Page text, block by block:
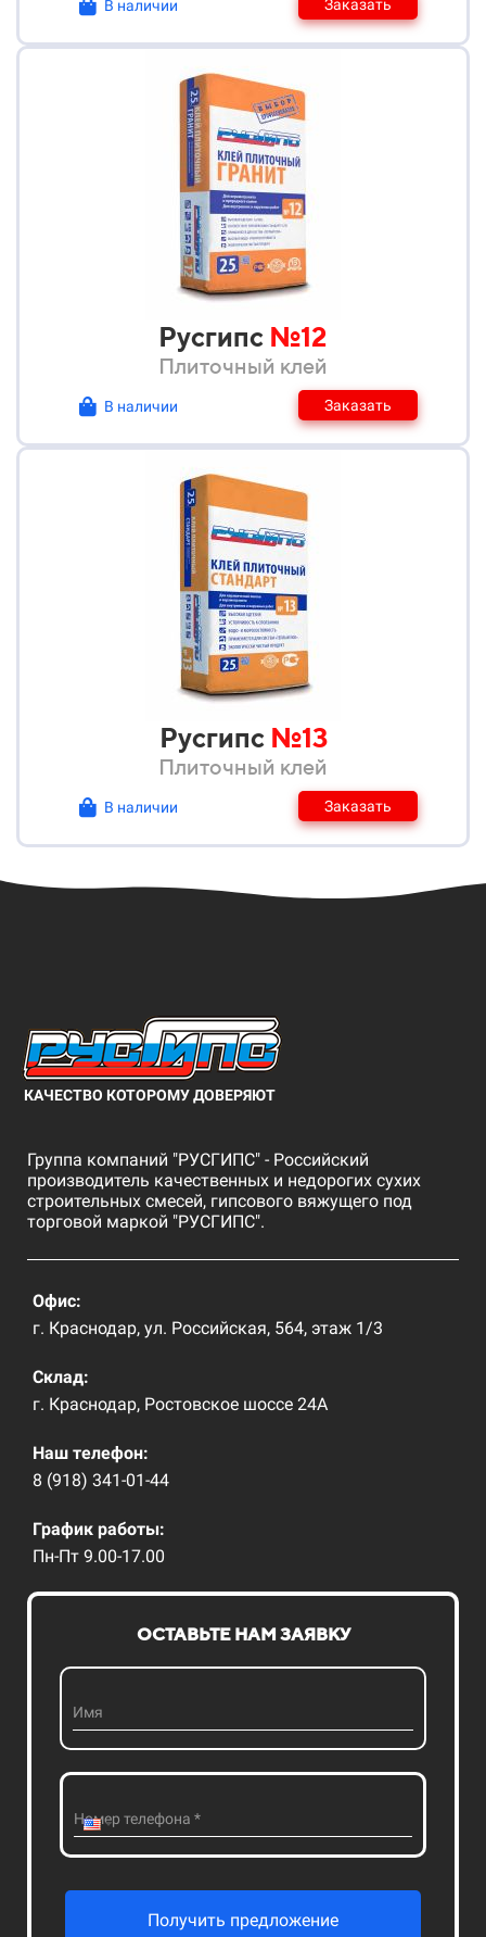
В наличии Заказать
Русгипс №12
Плиточный клей
В наличии Заказать
Русгипс №13
Плиточный клей
В наличии Заказать
КАЧЕСТВО КОТОРОМУ ДОВЕРЯЮТ
Группа компаний "РУСГИПС" - Российский
производитель качественных и недорогих сухих
строительных смесей, гипсового вяжущего под
торговой маркой "РУСГИПС".
Офис:
г. Краснодар, ул. Российская, 564, этаж 1/3
Склад:
г. Краснодар, Ростовское шоссе 24А
Наш телефон:
8 (918) 341-01-44
График работы:
Пн-Пт 9.00-17.00
ОСТАВЬТЕ НАМ ЗАЯВКУ
Имя
Номер телефона *
Получить предложение